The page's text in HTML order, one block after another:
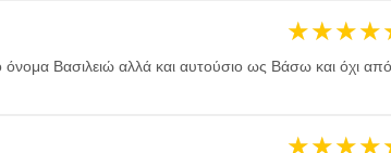
★★★★
Βασιλειώ αλλά και αυτούσιο ως Βάσω και όχι από
★★★★